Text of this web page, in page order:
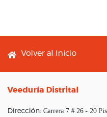
Footer menu
Volver al Inicio
Veeduría Distrital
Dirección: Carrera 7 # 26 - 20